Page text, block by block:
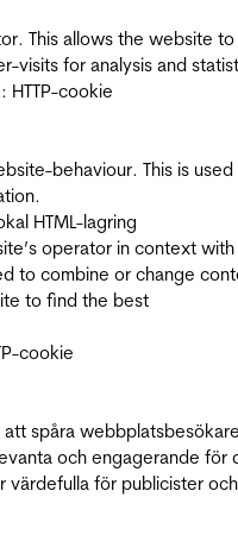
This allows the website to
visits for analysis and
: HTTP-cookie
behaviour. This is
HTML-lagring
operator in context with
to combine or change
to find the best
cookie
spåra
och engagerande för
värdefulla för publicister och